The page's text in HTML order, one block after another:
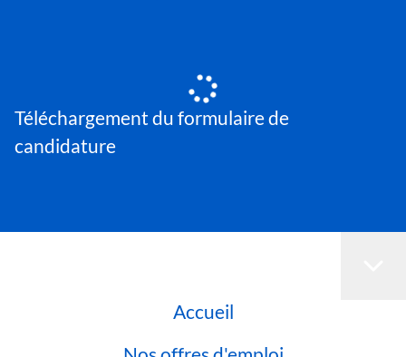
Téléchargement du formulaire de
candidature
Accueil